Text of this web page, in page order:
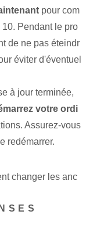
pour com
Pendant le pro
de ne pas éteindr
éviter d'éventuel
à jour terminée,
votre ordi
Assurez-vous
redémarrer.
changer les anc